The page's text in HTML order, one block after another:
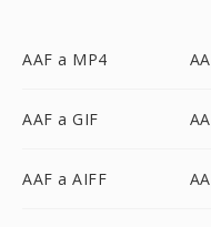
AAF a MP4
AAF a GIF
AAF a AIFF